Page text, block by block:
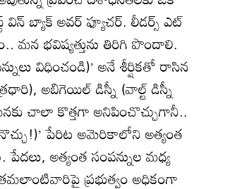
బ్యాక్‌ అవర్‌ ఫ్యూచర్‌. లీడర్స్‌ ఎట్‌
భవిష్యత్తును తిరిగి పొందాలి.
విధించండి)’ అనే శీర్షికతో రాసిన
అబిగెయిల్‌ డిస్నీ (వాల్ట్‌ డిస్నీ
చాలా కొత్తగా అనిపించొచ్చుగానీ..
పేరిట అమెరికాలోని అత్యంత
అత్యంత సంపన్నుల మధ్య
ప్రభుత్వం అధికంగా